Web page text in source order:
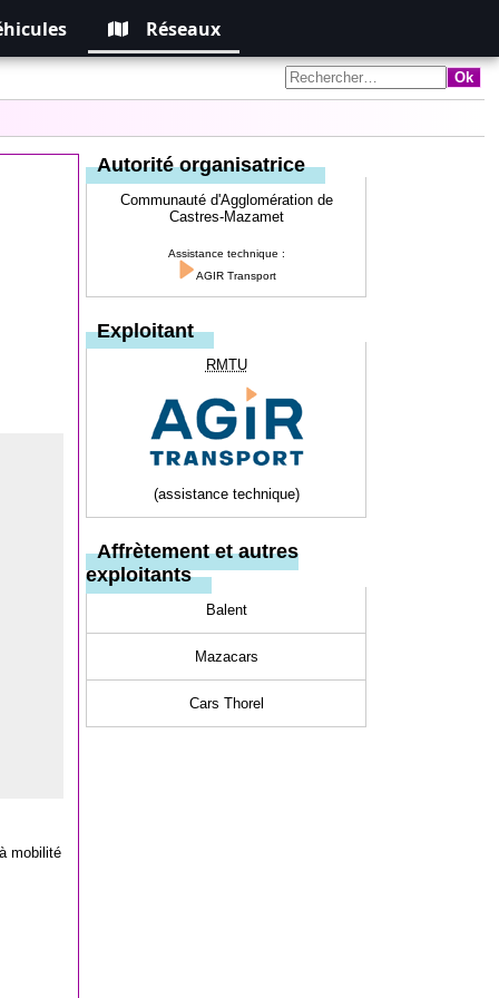
Réseaux
mobilité
Autorité organisatrice
Communauté d'Agglomération de
Castres-Mazamet
Assistance technique :
AGIR Transport
Exploitant
RMTU
(assistance technique)
Affrètement et autres
exploitants
Balent
Mazacars
Cars Thorel